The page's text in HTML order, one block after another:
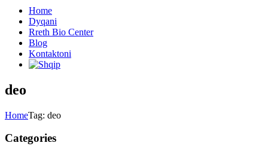
Home
Dyqani
Rreth Bio Center
Blog
Kontaktoni
deo
HomeTag: deo
Categories